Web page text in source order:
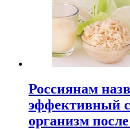
Россиянам
эффективный
организм